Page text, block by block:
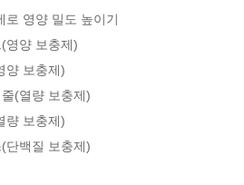
로 영양 밀도 높이기
영양 보충제)
양 보충제)
(열량 보충제)
량 보충제)
단백질 보충제)